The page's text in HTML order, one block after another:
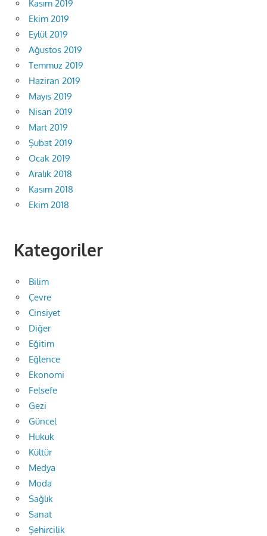
Kasım 2019
Ekim 2019
Eylül 2019
Ağustos 2019
Temmuz 2019
Haziran 2019
Mayıs 2019
Nisan 2019
Mart 2019
Şubat 2019
Ocak 2019
Aralık 2018
Kasım 2018
Ekim 2018
Kategoriler
Bilim
Çevre
Cinsiyet
Diğer
Eğitim
Eğlence
Ekonomi
Felsefe
Gezi
Güncel
Hukuk
Kültür
Medya
Moda
Sağlık
Sanat
Şehircilik